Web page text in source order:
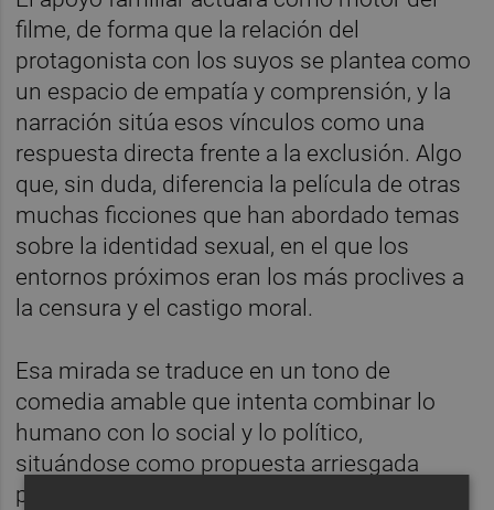
filme, de forma que la relación del
protagonista con los suyos se plantea como
un espacio de empatía y comprensión, y la
narración sitúa esos vínculos como una
respuesta directa frente a la exclusión. Algo
que, sin duda, diferencia la película de otras
muchas ficciones que han abordado temas
sobre la identidad sexual, en el que los
entornos próximos eran los más proclives a
la censura y el castigo moral.
Esa mirada se traduce en un tono de
comedia amable que intenta combinar lo
humano con lo social y lo político,
situándose como propuesta arriesgada
pensada para quienes quieran acercarse a